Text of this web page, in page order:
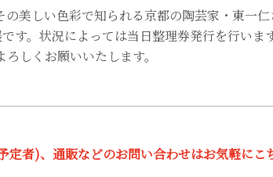
美しい色彩で知られる京都の陶芸家・東一
す。状況によっては当日整理券発行を行いま
しくお願いいたします。
者)、通販などのお問い合わせはお気軽にこ